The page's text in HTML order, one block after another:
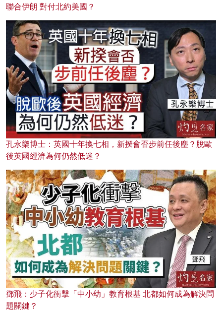
聯合伊朗 對付北約美國？
孔永樂博士：英國十年換七相，新揆會否步前任後塵？脫歐
後英國經濟為何仍然低迷？
鄧飛：少子化衝擊「中小幼」教育根基 北都如何成為解決問
題關鍵？